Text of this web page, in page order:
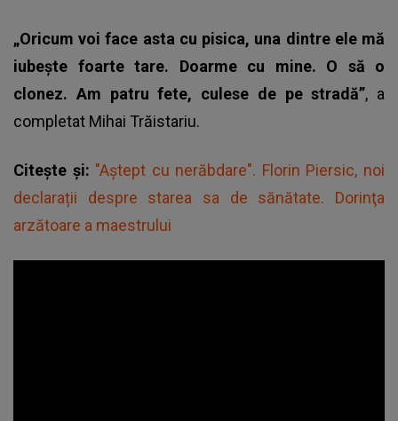
„Oricum voi face asta cu pisica, una dintre ele mă
iubește foarte tare. Doarme cu mine. O să o
clonez. Am patru fete, culese de pe stradă”, a
completat Mihai Trăistariu.
Citește și: "Aștept cu nerăbdare". Florin Piersic, noi
declarații despre starea sa de sănătate. Dorinţa
arzătoare a maestrului